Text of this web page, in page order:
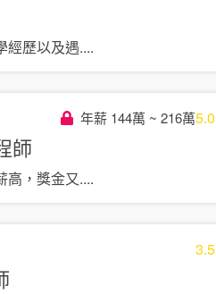
經歷以及遇....
年薪 144萬 ~ 216萬5.0
師
高，獎金又....
3.5